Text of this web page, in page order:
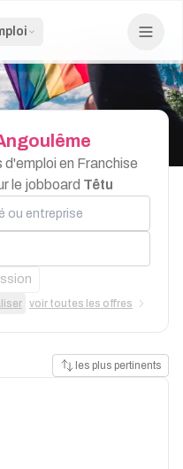
en Franchise
le jobboard Têtu
voir toutes les offres
les plus pertinents